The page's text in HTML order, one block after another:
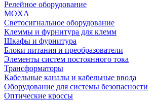
Релейное оборудование
MOXA
Светосигнальное оборудование
Клеммы и фурнитура для клемм
Шкафы и фурнитура
Блоки питания и преобразователи
Элементы систем постоянного тока
Трансформаторы
Кабельные каналы и кабельные ввода
Оборудование для системы безопасности
Оптические кроссы